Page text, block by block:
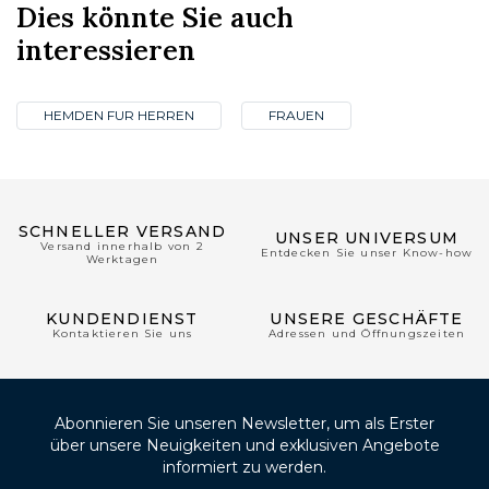
Dies könnte Sie auch
interessieren
HEMDEN FUR HERREN FRAUEN
SCHNELLER VERSAND
Versand innerhalb von 2
Werktagen
UNSER UNIVERSUM
Entdecken Sie unser Know-how
KUNDENDIENST
Kontaktieren Sie uns
UNSERE GESCHÄFTE
Adressen und Öffnungszeiten
Abonnieren Sie unseren Newsletter, um als Erster
über unsere Neuigkeiten und exklusiven Angebote
informiert zu werden.